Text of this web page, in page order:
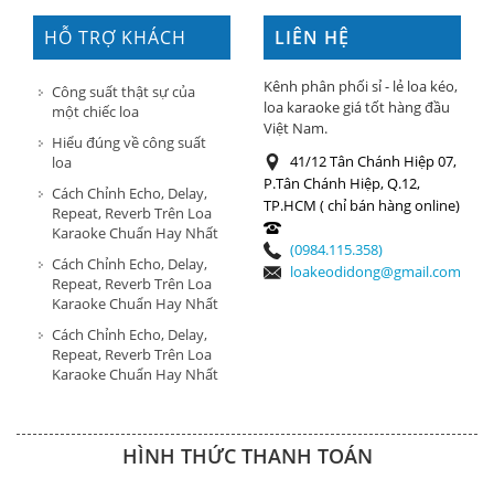
HỖ TRỢ KHÁCH
HÀNG
Công suất thật sự của
một chiếc loa
Hiểu đúng về công suất
loa
Cách Chỉnh Echo, Delay,
Repeat, Reverb Trên Loa
Karaoke Chuẩn Hay Nhất
Cách Chỉnh Echo, Delay,
Repeat, Reverb Trên Loa
Karaoke Chuẩn Hay Nhất
Cách Chỉnh Echo, Delay,
Repeat, Reverb Trên Loa
Karaoke Chuẩn Hay Nhất
LIÊN HỆ
Kênh phân phối sỉ - lẻ loa kéo,
loa karaoke giá tốt hàng đầu
Việt Nam.
41/12 Tân Chánh Hiệp 07,
P.Tân Chánh Hiệp, Q.12,
TP.HCM ( chỉ bán hàng online)
(0984.115.358)
loakeodidong@gmail.com
HÌNH THỨC THANH TOÁN